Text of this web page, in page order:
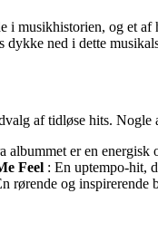
i musikhistorien, og et
dykke ned i dette
af tidløse hits.
albummet er en energisk
Feel : En uptempo-hit,
rørende og inspirerende